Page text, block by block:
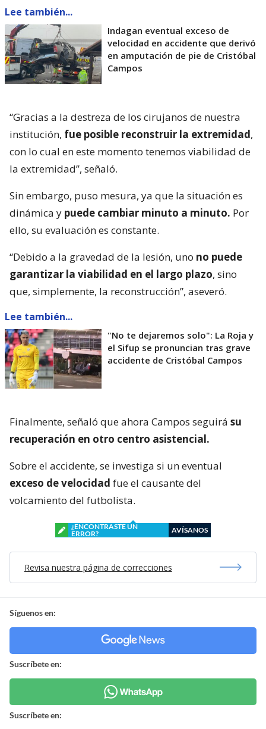
Lee también...
Indagan eventual exceso de
velocidad en accidente que derivó
en amputación de pie de Cristóbal
Campos
“Gracias a la destreza de los cirujanos de nuestra
institución, fue posible reconstruir la extremidad,
con lo cual en este momento tenemos viabilidad de
la extremidad”, señaló.
Sin embargo, puso mesura, ya que la situación es
dinámica y puede cambiar minuto a minuto. Por
ello, su evaluación es constante.
“Debido a la gravedad de la lesión, uno no puede
garantizar la viabilidad en el largo plazo, sino
que, simplemente, la reconstrucción”, aseveró.
Lee también...
"No te dejaremos solo": La Roja y
el Sifup se pronuncian tras grave
accidente de Cristóbal Campos
Finalmente, señaló que ahora Campos seguirá su
recuperación en otro centro asistencial.
Sobre el accidente, se investiga si un eventual
exceso de velocidad fue el causante del
volcamiento del futbolista.
¿ENCONTRASTE UN
ERROR?
AVÍSANOS
Revisa nuestra página de correcciones
Síguenos en:
Suscríbete en:
Suscríbete en: